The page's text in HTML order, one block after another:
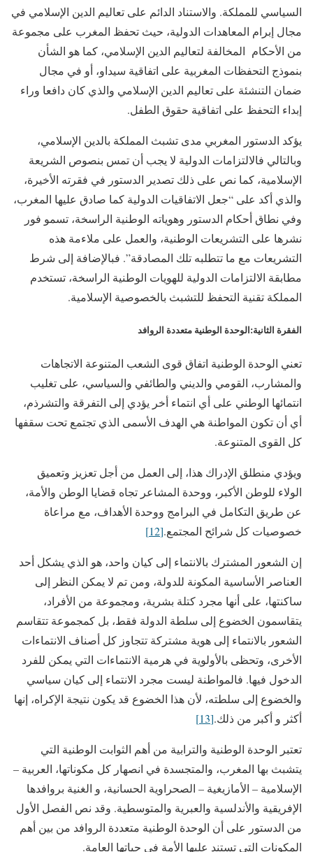
السياسي للمملكة. والاستناد الدائم على تعاليم الدين الإسلامي في
مجال إبرام المعاهدات الدولية، حيث تحفظ المغرب على مجموعة
من الأحكام المخالفة لتعاليم الدين الإسلامي، كما هو الشأن
بنموذج التحفظات المغربية على اتفاقية سيداو، أو في مجال
ضمان التنشئة على تعاليم الدين الإسلامي والذي كان دافعا وراء
إبداء التحفظ على اتفاقية حقوق الطفل.
يؤكد الدستور المغربي مدى تشبث المملكة بالدين الإسلامي،
وبالتالي فالالتزامات الدولية لا يجب أن تمس بنصوص الشريعة
الإسلامية، كما نص على ذلك تصدير الدستور في فقرته الأخيرة،
والذي أكد على “جعل الاتفاقيات الدولية كما صادق عليها المغرب،
وفي نطاق أحكام الدستور وهوياته الوطنية الراسخة، تسمو فور
نشرها على التشريعات الوطنية، والعمل على ملاءمة هذه
التشريعات مع ما تتطلبه تلك المصادقة”. فبالإضافة إلى شرط
مطابقة الالتزامات الدولية للهويات الوطنية الراسخة، تستخدم
المملكة تقنية التحفظ للتشبث بالخصوصية الإسلامية.
الفقرة الثانية:الوحدة الوطنية متعددة الروافد
تعني الوحدة الوطنية اتفاق قوى الشعب المتنوعة الاتجاهات
والمشارب، القومي والديني والطائفي والسياسي، على تغليب
انتمائها الوطني على أي انتماء أخر يؤدي إلى التفرقة والتشرذم،
أي أن تكون المواطنة هي الهدف الأسمى الذي تجتمع تحت سقفها
كل القوى المتنوعة.
ويؤدي منطلق الإدراك هذا، إلى العمل من أجل تعزيز وتعميق
الولاء للوطن الأكبر، ووحدة المشاعر تجاه قضايا الوطن والأمة،
عن طريق التكامل في البرامج ووحدة الأهداف، مع مراعاة
خصوصيات كل شرائح المجتمع.[12]
إن الشعور المشترك بالانتماء إلى كيان واحد، هو الذي يشكل أحد
العناصر الأساسية المكونة للدولة، ومن تم لا يمكن النظر إلى
ساكنتها، على أنها مجرد كتلة بشرية، ومجموعة من الأفراد،
يتقاسمون الخضوع إلى سلطة الدولة فقط، بل كمجموعة تتقاسم
الشعور بالانتماء إلى هوية مشتركة تتجاوز كل أصناف الانتماءات
الأخرى، وتحظى بالأولوية في هرمية الانتماءات التي يمكن للفرد
الدخول فيها. فالمواطنة ليست مجرد الانتماء إلى كيان سياسي
والخضوع إلى سلطته، لأن هذا الخضوع قد يكون نتيجة الإكراه، إنها
أكثر و أكبر من ذلك.[13]
تعتبر الوحدة الوطنية والترابية من أهم الثوابت الوطنية التي
يتشبث بها المغرب، والمتجسدة في انصهار كل مكوناتها، العربية –
الإسلامية – الأمازيغية – الصحراوية الحسانية، و الغنية بروافدها
الإفريقية والأندلسية والعبرية والمتوسطية. وقد نص الفصل الأول
من الدستور على أن الوحدة الوطنية متعددة الروافد من بين أهم
المكونات التي تستند عليها الأمة في حياتها العامة.